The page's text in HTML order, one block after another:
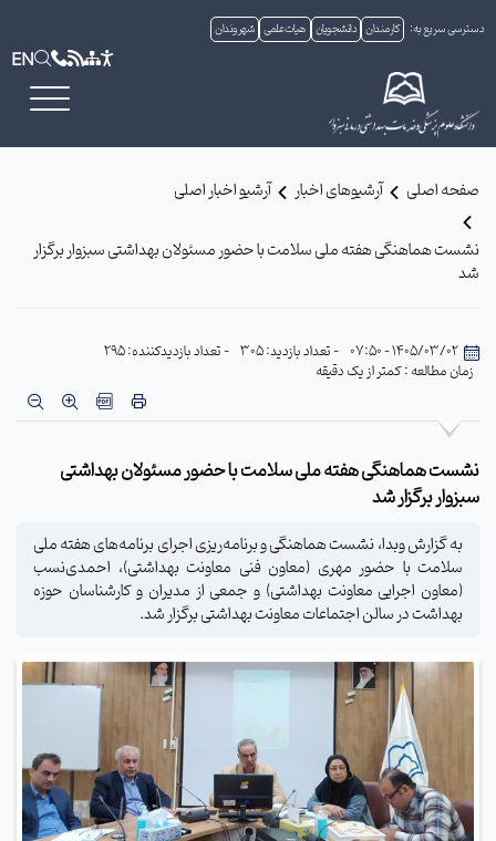
دسترسی سریع به: کارمندان دانشجویان هیات علمی شهروندان
EN
صفحه اصلی آرشیوهای اخبار آرشیو اخبار اصلی
نشست هماهنگی هفته ملی سلامت با حضور مسئولان بهداشتی سبزوار برگزار
شد
1405/03/02 - 07:50 - تعداد بازدید: 305
- تعداد بازدیدکننده: 295
زمان مطالعه : کمتر از یک دقیقه
نشست هماهنگی هفته ملی سلامت با حضور مسئولان بهداشتی
سبزوار برگزار شد
به گزارش وبدا، نشست هماهنگی و برنامه‌ریزی اجرای برنامه‌های هفته ملی
سلامت با حضور مهری (معاون فنی معاونت بهداشتی)، احمدی‌نسب
(معاون اجرایی معاونت بهداشتی) و جمعی از مدیران و کارشناسان حوزه
بهداشت در سالن اجتماعات معاونت بهداشتی برگزار شد.